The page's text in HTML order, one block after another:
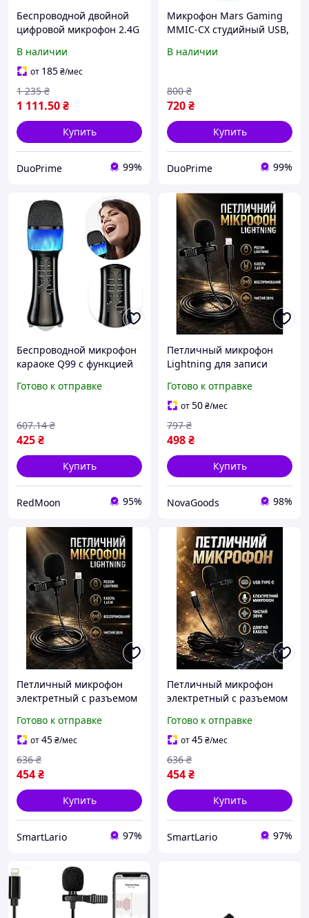
Беспроводной двойной
цифровой микрофон 2.4G
приемником, радиус
действия до 60 м
В наличии
от 185₴/мес
1 111.50₴
1 235 ₴
Купить
DuoPrime 99%
Микрофон Mars Gaming
MMIC-CX студийный USB,
В наличии
720₴
800 ₴
Купить
DuoPrime 99%
Беспроводной микрофон
караоке Q99 с функцией
колонка со светомузыкой
Готово к отправке
425₴
607.14 ₴
Купить
RedMoon 95%
Петличный микрофон
Lightning для записи
черный 0000000537
Готово к отправке
от50₴/мес
498₴
797 ₴
Купить
NovaGoods 98%
Петличный микрофон
электретный с разъемом
черный для записи звука
LS-424
Готово к отправке
от45₴/мес
454₴
636 ₴
Купить
SmartLario 97%
Петличный микрофон
электретный с разъемом
смартфонов и iPhone 15
черный LS-425
Готово к отправке
от45₴/мес
454₴
636 ₴
Купить
SmartLario 97%